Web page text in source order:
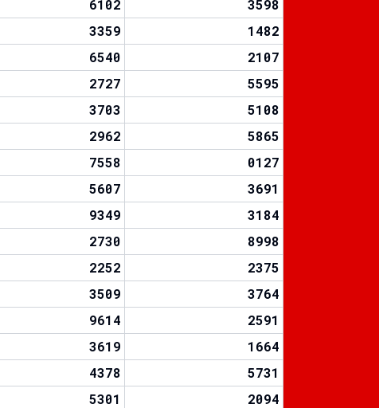
6102
3598
3359
1482
6540
2107
2727
5595
3703
5108
2962
5865
7558
0127
5607
3691
9349
3184
2730
8998
2252
2375
3509
3764
9614
2591
3619
1664
4378
5731
5301
2094